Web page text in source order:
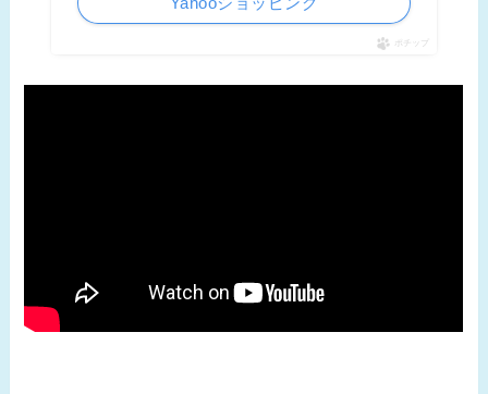
ポチップ